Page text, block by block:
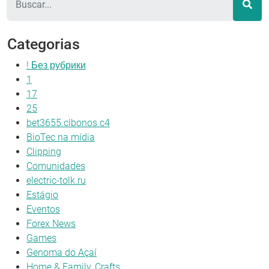
Categorias
! Без рубрики
1
17
25
bet3655.clbonos c4
BioTec na mídia
Clipping
Comunidades
electric-tolk.ru
Estágio
Eventos
Forex News
Games
Genoma do Açaí